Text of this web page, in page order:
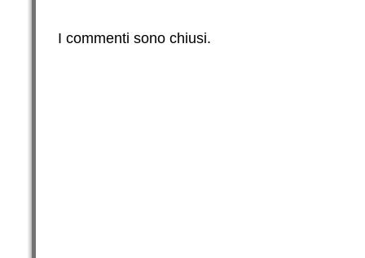
I commenti sono chiusi.